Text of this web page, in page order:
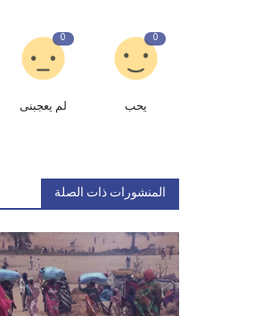
0
يحب
0
لم يعجبنى
المنشورات ذات الصلة